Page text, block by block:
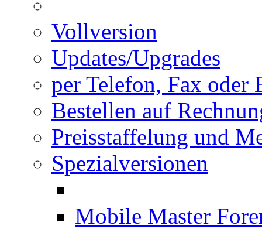
Vollversion
Updates/Upgrades
per Telefon, Fax oder
Bestellen auf
Preisstaffelung und
Spezialversionen
Mobile Master